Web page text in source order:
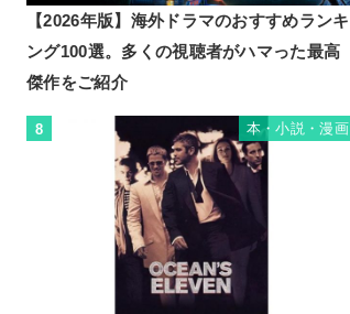
【2026年版】海外ドラマのおすすめランキ
ング100選。多くの視聴者がハマった最高
傑作をご紹介
8 本・小説・漫画